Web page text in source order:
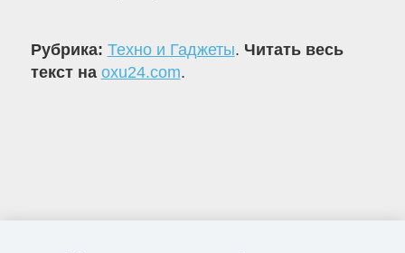
Рубрика: Техно и Гаджеты. Читать весь
текст на oxu24.com.